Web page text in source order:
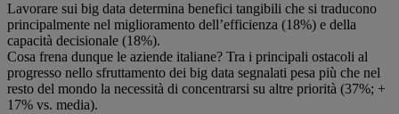
Lavorare sui big data determina benefici tangibili che si traducono
principalmente nel miglioramento dell’efficienza (18%) e della
capacità decisionale (18%).
Cosa frena dunque le aziende italiane? Tra i principali ostacoli al
progresso nello sfruttamento dei big data segnalati pesa più che nel
resto del mondo la necessità di concentrarsi su altre priorità (37%; +
17% vs. media).